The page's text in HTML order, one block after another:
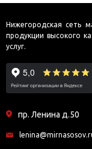
Нижегородская сеть
продукции высокого
услуг.
пр. Ленина д.50